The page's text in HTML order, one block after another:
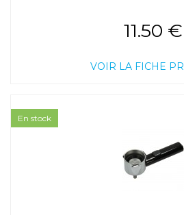
11.50 €
VOIR LA FICHE
En stock